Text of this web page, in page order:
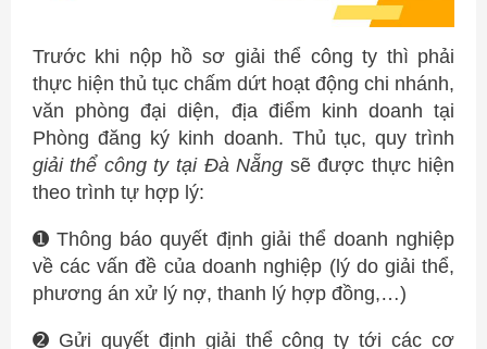
Trước khi nộp hồ sơ giải thể công ty thì phải
thực hiện thủ tục chấm dứt hoạt động chi nhánh,
văn phòng đại diện, địa điểm kinh doanh tại
Phòng đăng ký kinh doanh. Thủ tục, quy trình
giải thể công ty tại Đà Nẵng sẽ được thực hiện
theo trình tự hợp lý:
➊ Thông báo quyết định giải thể doanh nghiệp
về các vấn đề của doanh nghiệp (lý do giải thể,
phương án xử lý nợ, thanh lý hợp đồng,…)
➋ Gửi quyết định giải thể công ty tới các cơ